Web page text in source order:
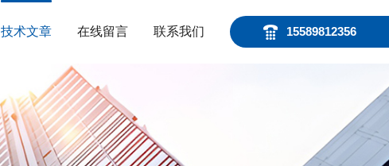
15589812356
技术文章 在线留言 联系我们